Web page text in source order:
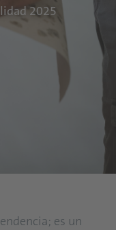
2025
es un